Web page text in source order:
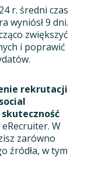
r. średni czas
wyniósł 9 dni.
zwiększyć
i poprawić
rekrutacji
W
zarówno
źródła, w tym